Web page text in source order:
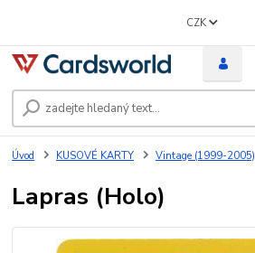
CZK
Úvod KUSOVÉ KARTY Vintage (1999-2005)
Lapras (Holo)